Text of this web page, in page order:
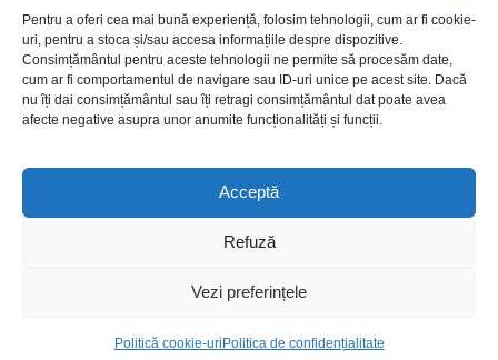
Pentru a oferi cea mai bună experiență, folosim tehnologii, cum ar fi cookie-
uri, pentru a stoca și/sau accesa informațiile despre dispozitive.
Consimțământul pentru aceste tehnologii ne permite să procesăm date,
cum ar fi comportamentul de navigare sau ID-uri unice pe acest site. Dacă
nu îți dai consimțământul sau îți retragi consimțământul dat poate avea
afecte negative asupra unor anumite funcționalități și funcții.
Acceptă
Refuză
Vezi preferințele
Politică cookie-uriPolitica de confidențialitate
Contact
Politica de confidențialitate
Politică cookie-uri (UE)
Copyright © 2026. TimpOnline.ro